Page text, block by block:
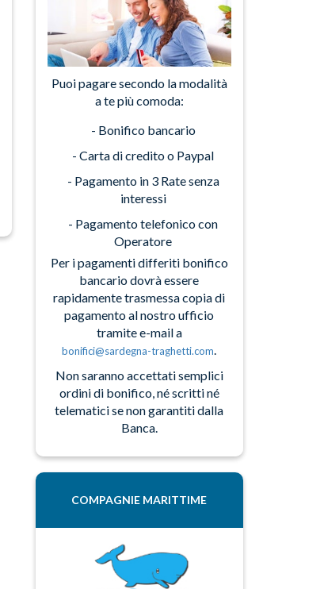
Puoi pagare secondo la modalità
a te più comoda:
- Bonifico bancario
- Carta di credito o Paypal
- Pagamento in 3 Rate senza
interessi
- Pagamento telefonico con
Operatore
Per i pagamenti differiti bonifico
bancario dovrà essere
rapidamente trasmessa copia di
pagamento al nostro ufficio
tramite e-mail a
bonifici@sardegna-traghetti.com.
Non saranno accettati semplici
ordini di bonifico, né scritti né
telematici se non garantiti dalla
Banca.
COMPAGNIE MARITTIME